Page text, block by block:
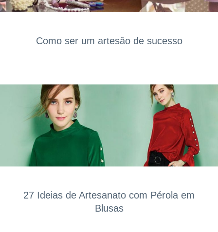
Como ser um artesão de sucesso
27 Ideias de Artesanato com Pérola em
Blusas